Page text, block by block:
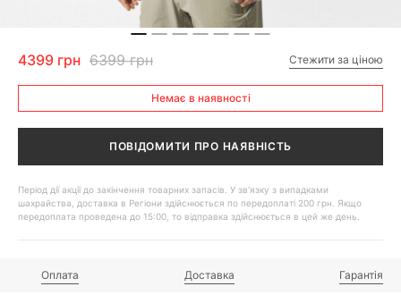
4399 грн 6399 грн Стежити за ціною
Немає в наявності
ПОВІДОМИТИ ПРО НАЯВНІСТЬ
Період дії акції до закінчення товарних запасів. У зв'язку з випадками
шахрайства, доставка в Регіони здійснюється по передоплаті 200 грн. Якщо
передоплата проведена до 15:00, то відправка здійснюється в цей же день.
Оплата Доставка Гарантія